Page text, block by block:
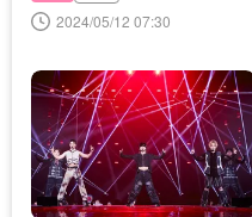
2024/05/12 07:30